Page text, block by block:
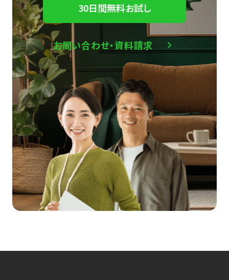
30日間無料お試し
お問い合わせ・資料請求